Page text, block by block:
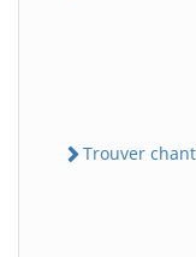
Trouver